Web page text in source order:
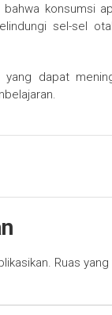
bahwa konsumsi
sel-sel
dapat
Ruas